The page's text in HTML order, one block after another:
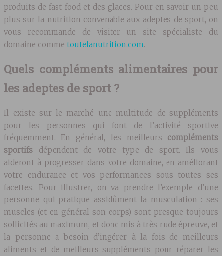
produits de fast-food et des glaces. Pour en savoir un peu
plus sur la nutrition convenable aux adeptes de sport, on
vous recommande de visiter un site spécialiste du
domaine comme toutelanutrition.com.
Quels compléments alimentaires pour
les adeptes de sport ?
Il existe sur le marché une multitude de suppléments
pour les personnes qui font de l’activité sportive
fréquemment. En général, les meilleurs compléments
sportifs dépendent de votre type de sport. Ils vous
aideront à progresser dans votre domaine, en améliorant
votre endurance et vos performances sous toutes ses
facettes. Pour illustrer, on va prendre l’exemple d’une
personne qui pratique assidûment la musculation : ses
muscles (et en général son corps) sont presque toujours
sollicités au maximum, et donc mis à très rude épreuve, et
la personne a besoin d’ingérer à la fois de meilleurs
aliments et de meilleurs suppléments pour réparer les